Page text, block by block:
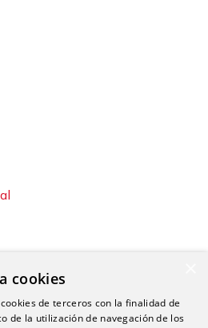
Ambiente
cookies
cookies de terceros con la finalidad de
de la utilización de navegación de los